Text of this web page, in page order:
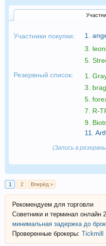
Участники покупки: 1.
3.
5.
Резервный список:
1.
3.
5.
7. R-
9.
11.
(Запись в
1 2 Вперёд >
Рекомендуем для торговли
Советники и терминал онлайн
минимальная задержка до
Проверенные брокеры: Tickmill